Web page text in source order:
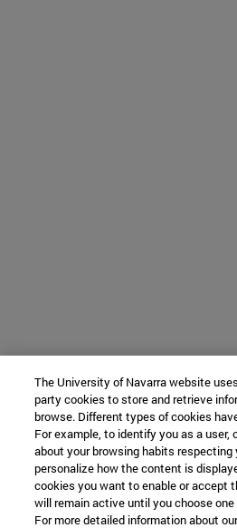
The University of Navarra website
party cookies to store and retrieve
browse. Different types of cookies
For example, to identify you as a user,
about your browsing habits respecting
personalize how the content is
cookies you want to enable or accept
will remain active until you choose
For more detailed information about